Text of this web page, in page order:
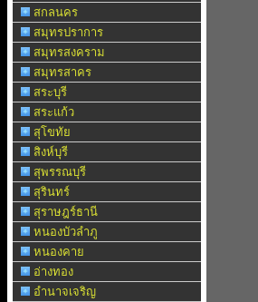
สกลนคร
สมุทรปราการ
สมุทรสงคราม
สมุทรสาคร
สระบุรี
สระแก้ว
สุโขทัย
สิงห์บุรี
สุพรรณบุรี
สุรินทร์
สุราษฎร์ธานี
หนองบัวลำภู
หนองคาย
อ่างทอง
อำนาจเจริญ